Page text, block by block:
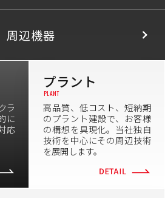
周辺機器
ラ
に
応
プラント
PLANT
高品質、低コスト、短納期
のプラント建設で、お客様
の構想を具現化。当社独自
技術を中心にその周辺技術
を展開します。